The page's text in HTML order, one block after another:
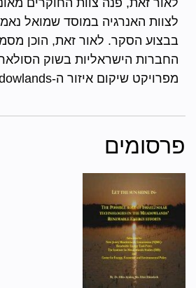
לצוות האנרגיה במוסד שמואל
בבצוע הסקר. לאור זאת, הוכן
החברות הישראליות בשוק
מפרויקט שיקום איזור ה-Meadowlands בניו ג'רסי.
פרסומים